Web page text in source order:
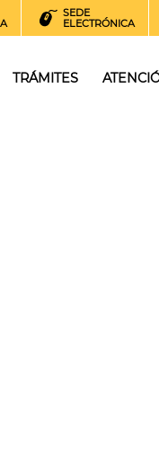
SEDE
ELECTRÓNICA
TRÁMITES